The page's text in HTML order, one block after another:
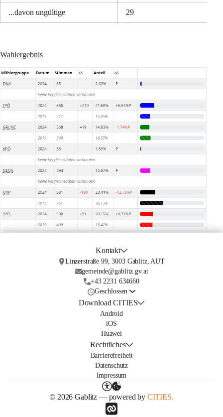
...davon ungültige 29
Wahlergebnis
Kontakt
Linzerstraße 99, 3003 Gablitz, AUT
gemeinde@gablitz.gv.at
+43 2231 634660
Geschlossen
Download CITIES
Android
iOS
Huawei
Rechtliches
Barrierefreiheit
Datenschutz
Impressum
© 2026 Gablitz — powered by CITIES.